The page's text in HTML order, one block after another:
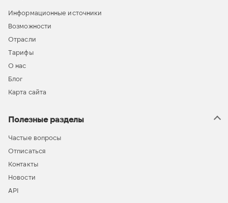
Информационные источники
Возможности
Отрасли
Тарифы
О нас
Блог
Карта сайта
Полезные разделы
Частые вопросы
Отписаться
Контакты
Новости
API